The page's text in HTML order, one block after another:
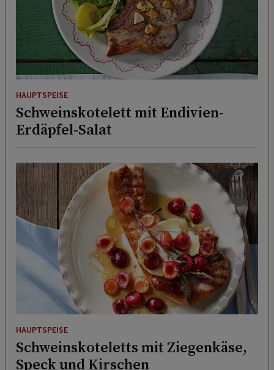
HAUPTSPEISE
Schweinskotelett mit Endivien-
Erdäpfel-Salat
HAUPTSPEISE
Schweinskoteletts mit Ziegenkäse,
Speck und Kirschen